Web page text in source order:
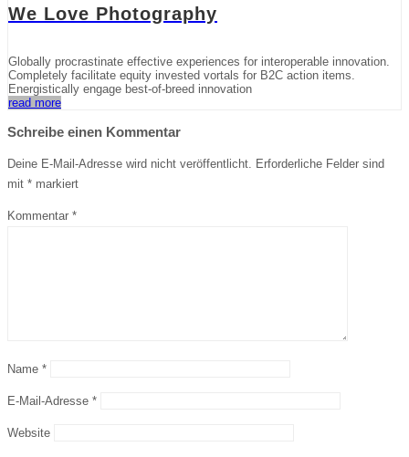
We Love Photography
Globally procrastinate effective experiences for interoperable innovation.
Completely facilitate equity invested vortals for B2C action items.
Energistically engage best-of-breed innovation
read more
Schreibe einen Kommentar
Deine E-Mail-Adresse wird nicht veröffentlicht. Erforderliche Felder sind
mit * markiert
Kommentar *
Name *
E-Mail-Adresse *
Website